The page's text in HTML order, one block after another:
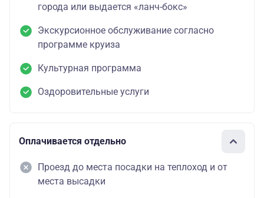
города или выдается «ланч-бокс»
Экскурсионное обслуживание согласно
программе круиза
Культурная программа
Оздоровительные услуги
Оплачивается отдельно
Проезд до места посадки на теплоход и от
места высадки